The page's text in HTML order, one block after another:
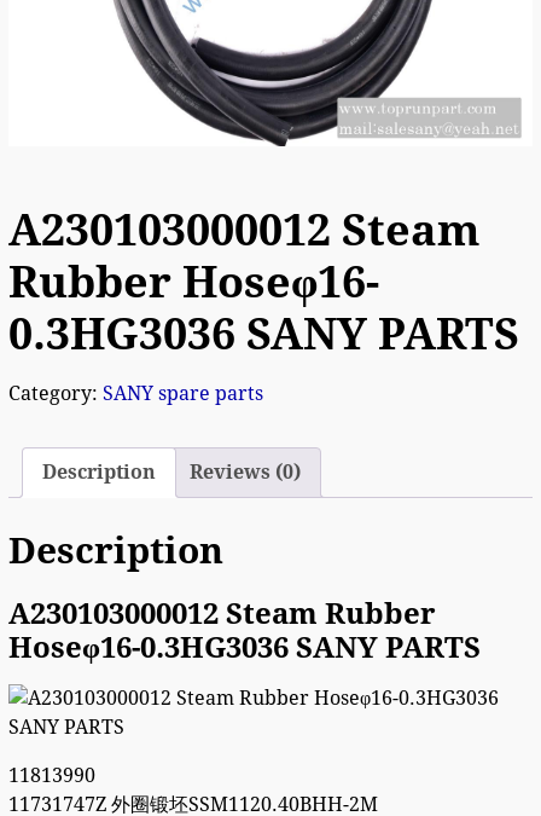
A230103000012 Steam
Rubber Hoseφ16-
0.3HG3036 SANY PARTS
Category: SANY spare parts
Description Reviews (0)
Description
A230103000012 Steam Rubber
Hoseφ16-0.3HG3036 SANY PARTS
11813990
11731747Z 外圈锻坯SSM1120.40BHH-2M